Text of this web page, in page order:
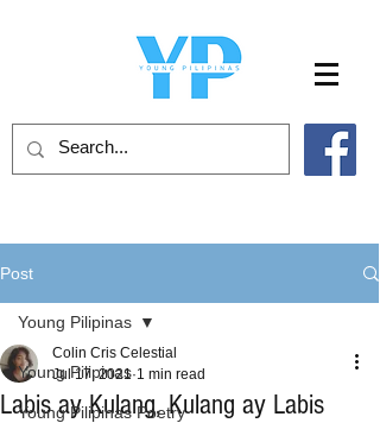
Post
Young Pilipinas
Young Pilipinas Poetry
Young Pilipinas
Labis ay Kulang, Kulang ay Labis
Colin Cris Celestial
Jul 17, 2021 1 min read